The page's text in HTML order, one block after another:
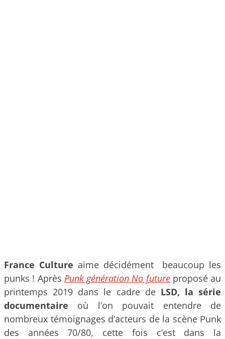
France Culture aime décidément beaucoup les
punks ! Après Punk génération No futureproposé au
printemps 2019 dans le cadre de LSD, la série
documentaire où l’on pouvait entendre de
nombreux témoignages d’acteurs de la scène Punk
des années 70/80, cette fois c’est dans la